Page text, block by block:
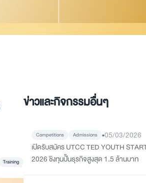
Training
ข่าวและกิจกรรมอื่นๆ
Competitions Admissions •05/03/2026
เปิดรับสมัคร UTCC TED YOUTH
2026 ชิงทุนปั้นธุรกิจสูงสุด 1.5 ล้านบาท